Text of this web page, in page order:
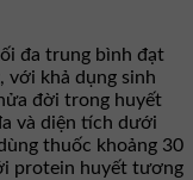
đa trung bình đạt
với khả dụng sinh
đời trong huyết
và diện tích dưới
thuốc khoảng 30
protein huyết tương